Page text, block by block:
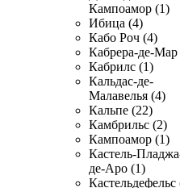
Кампоамор (1)
Ибица (4)
Кабо Роч (4)
Кабрера-де-Мар
Кабрилс (1)
Кальдас-де-
Малавелья (4)
Кальпе (22)
Камбрильс (2)
Кампоамор (1)
Кастель-
де-Аро (1)
Кастельдефельс